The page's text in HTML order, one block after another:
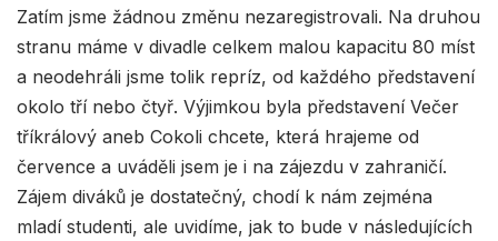
Zatím jsme žádnou změnu nezaregistrovali. Na druhou
stranu máme v divadle celkem malou kapacitu 80 míst
a neodehráli jsme tolik repríz, od každého představení
okolo tří nebo čtyř. Výjimkou byla představení Večer
tříkrálový aneb Cokoli chcete, která hrajeme od
července a uváděli jsem je i na zájezdu v zahraničí.
Zájem diváků je dostatečný, chodí k nám zejména
mladí studenti, ale uvidíme, jak to bude v následujících